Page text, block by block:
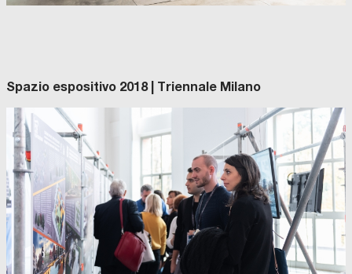
Spazio espositivo 2018 | Triennale Milano